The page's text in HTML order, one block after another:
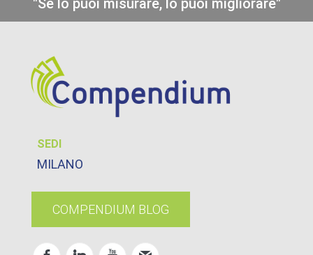
"Se lo puoi misurare, lo puoi migliorare"
SEDI
MILANO
COMPENDIUM BLOG